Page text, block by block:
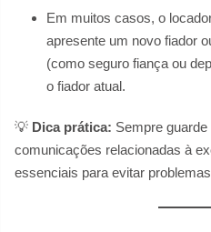
Em muitos casos, o
apresente um novo fiador
(como seguro fiança ou
o fiador atual.
💡 Dica prática: Sempre
comunicações relacionadas à
essenciais para evitar